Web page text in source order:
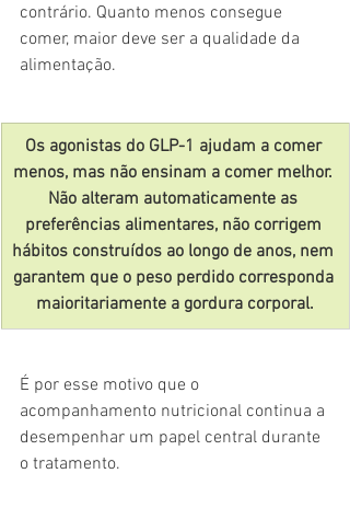
contrário. Quanto menos consegue
comer, maior deve ser a qualidade da
alimentação.
Os agonistas do GLP-1 ajudam a comer
menos, mas não ensinam a comer melhor.
Não alteram automaticamente as
preferências alimentares, não corrigem
hábitos construídos ao longo de anos, nem
garantem que o peso perdido corresponda
maioritariamente a gordura corporal.
É por esse motivo que o
acompanhamento nutricional continua a
desempenhar um papel central durante
o tratamento.